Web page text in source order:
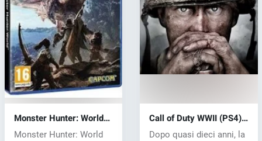
Monster Hunter: World
(PS4) key
Monster Hunter: World
Call of Duty WWII (PS4)
key
Dopo quasi dieci anni, la